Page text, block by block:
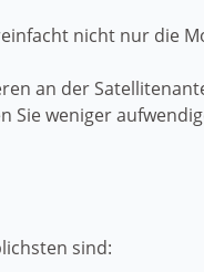
nicht nur die
an der
Sie weniger
sind: